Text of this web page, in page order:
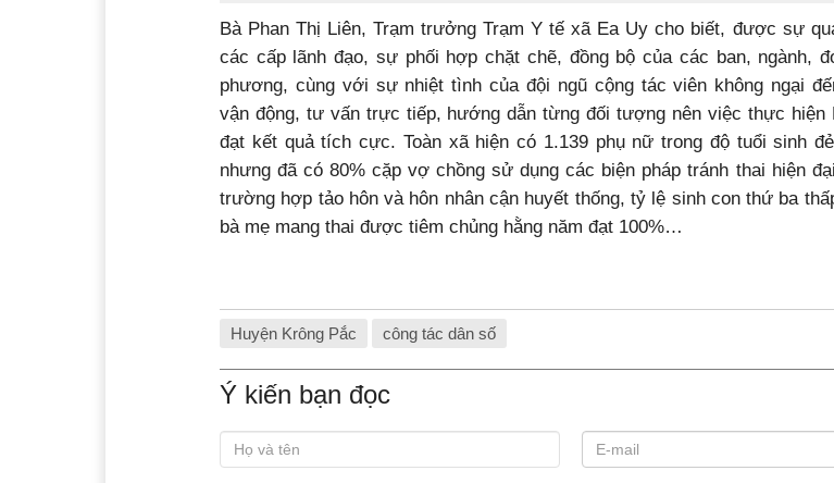
Bà Phan Thị Liên, Trạm trưởng Trạm Y tế xã Ea Uy cho biết, được sự
các cấp lãnh đạo, sự phối hợp chặt chẽ, đồng bộ của các ban, ngành,
phương, cùng với sự nhiệt tình của đội ngũ cộng tác viên không ngại
vận động, tư vấn trực tiếp, hướng dẫn từng đối tượng nên việc thực hiện
đạt kết quả tích cực. Toàn xã hiện có 1.139 phụ nữ trong độ tuổi sinh
nhưng đã có 80% cặp vợ chồng sử dụng các biện pháp tránh thai hiện
trường hợp tảo hôn và hôn nhân cận huyết thống, tỷ lệ sinh con thứ ba
bà mẹ mang thai được tiêm chủng hằng năm đạt 100%…
Huyện Krông Pắc công tác dân số
Ý kiến bạn đọc